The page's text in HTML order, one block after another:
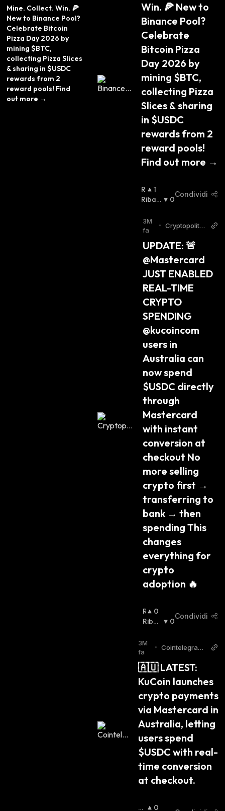
Mine. Collect. Win. 🍕
New to Binance Pool?
Celebrate Bitcoin
Pizza Day 2026 by
mining $BTC,
collecting Pizza Slices
& sharing in $USDC
rewards from 2
reward pools! Find
out more →
Win. 🍕 New to
Binance Pool?
Celebrate
Bitcoin Pizza
Day 2026 by
mining $BTC,
collecting Pizza
Slices & sharing
in $USDC
rewards from 2
reward pools!
Find out more →
R
I
Z
S
T
1
Ribas
0
Condividi
3M
fa
•
Cryptopolita
UPDATE: 🚨
@Mastercard
JUST ENABLED
REAL-TIME
CRYPTO
SPENDING
@kucoincom
users in
Australia can
now spend
$USDC directly
through
Mastercard
with instant
conversion at
checkout No
more selling
crypto first →
transferring to
bank → then
spending This
changes
everything for
crypto
adoption 🔥
R
I
L
Z
I
S
T
:
0
Ribas
0
Condividi
3M
fa
•
Cointelegraph
🇦🇺 LATEST:
KuCoin launches
crypto payments
via Mastercard in
Australia, letting
users spend
$USDC with real-
time conversion
at checkout.
Ri 0